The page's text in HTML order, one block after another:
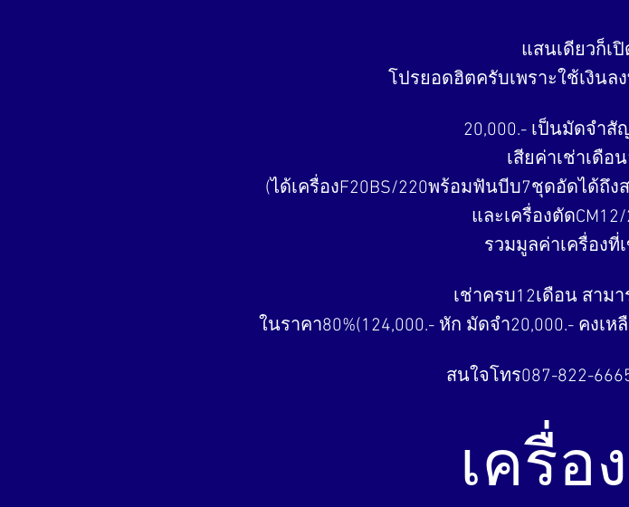
เครื่อ
แสนเดียวก็เ
โปรยอดฮิตครับเพราะใช้เงิน
20,000.- เป็นมัดจำสั
เสียค่าเช่าเดือ
(ได้เครื่องF20BS/220พร้อมฟันบีบ7ชุดอัดได้ถึง
และเครื่องตัด
รวมมูลค่าเครื่องที่
เช่าครบ12เดือน สาม
ในราคา80%(124,000.- หัก มัดจำ20,000.- คงเ
สนใจโทร087-822-